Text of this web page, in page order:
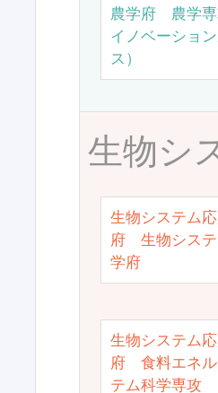
農学府 農学専
イノベーショ
ス）
生物シ
生物システム
府 生物システ
学府
生物システム
府 食料エネル
テム科学専攻